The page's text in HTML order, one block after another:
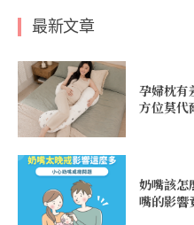
最新文章
孕婦枕有
方位莫代
奶嘴該怎
嘴的影響